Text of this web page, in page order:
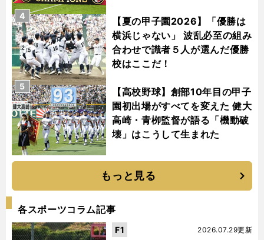
【夏の甲子園2026】「優勝は
横浜じゃない」 波乱必至の組み
合わせで識者５人が選んだ優勝
校はここだ！
4
【高校野球】創部10年目の甲子
園初出場がすべてを変えた 健大
高崎・青栁監督が語る「機動破
壊」はこうして生まれた
5
もっと見る
各スポーツコラム記事
2026.07.29更新
F1